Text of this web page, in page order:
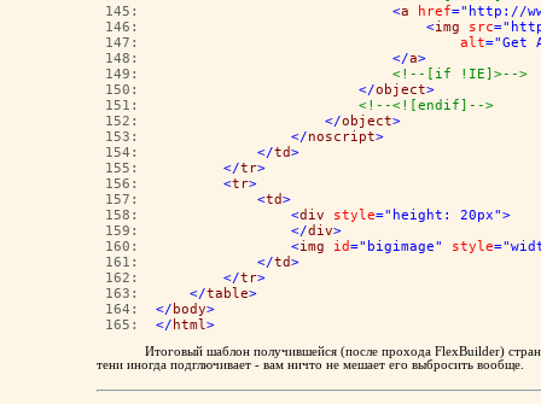
145:
<a href="http://
146:
<img src
147:
alt="Get
148:
</a>
149:
<!--[if !IE]>-->
150:
</object>
151:
<!--<![endif]-->
152:
</object>
153:
</noscript>
154:
</td>
155:
</tr>
156:
<tr>
157:
<td>
158:
<div style="height: 20px">
159:
</div>
160:
<img id="bigimage" style
161:
</td>
162:
</tr>
163:
</table>
164: </ body>
165: </ html>
Итоговый шаблон получившейся (после прохода FlexBuilder)
тени иногда подглючивает - вам ничто не мешает его выбросить вообще.